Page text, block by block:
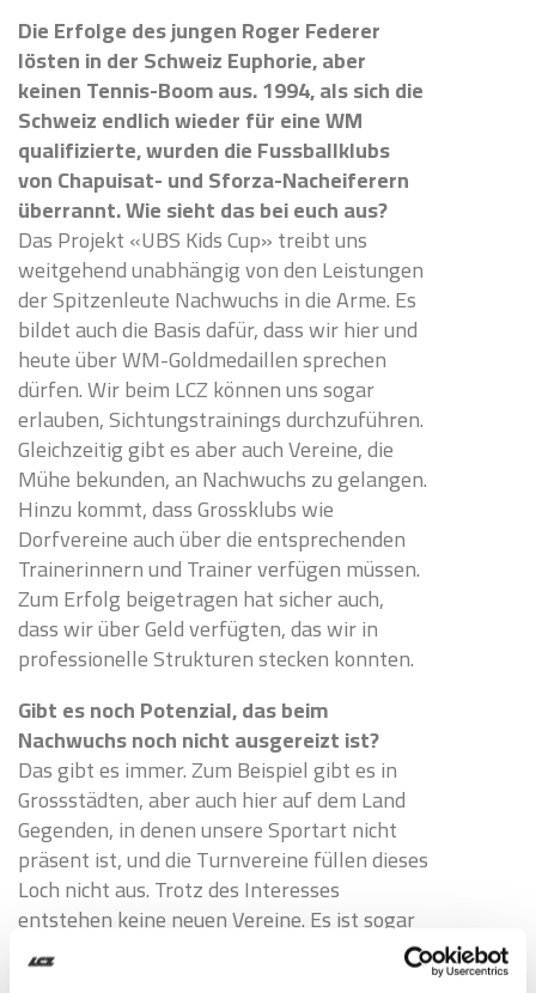
Die Erfolge des jungen Roger Federer
lösten in der Schweiz Euphorie, aber
keinen Tennis-Boom aus. 1994, als sich die
Schweiz endlich wieder für eine WM
qualifizierte, wurden die Fussballklubs
von Chapuisat- und Sforza-Nacheiferern
überrannt. Wie sieht das bei euch aus?
Das Projekt «UBS Kids Cup» treibt uns
weitgehend unabhängig von den Leistungen
der Spitzenleute Nachwuchs in die Arme. Es
bildet auch die Basis dafür, dass wir hier und
heute über WM-Goldmedaillen sprechen
dürfen. Wir beim LCZ können uns sogar
erlauben, Sichtungstrainings durchzuführen.
Gleichzeitig gibt es aber auch Vereine, die
Mühe bekunden, an Nachwuchs zu gelangen.
Hinzu kommt, dass Grossklubs wie
Dorfvereine auch über die entsprechenden
Trainerinnern und Trainer verfügen müssen.
Zum Erfolg beigetragen hat sicher auch,
dass wir über Geld verfügten, das wir in
professionelle Strukturen stecken konnten.
Gibt es noch Potenzial, das beim
Nachwuchs noch nicht ausgereizt ist?
Das gibt es immer. Zum Beispiel gibt es in
Grossstädten, aber auch hier auf dem Land
Gegenden, in denen unsere Sportart nicht
präsent ist, und die Turnvereine füllen dieses
Loch nicht aus. Trotz des Interesses
entstehen keine neuen Vereine. Es ist sogar
umgekehrt, dass sich immer mehr Vereine zu
Leichtathletik-Gemeinschaften